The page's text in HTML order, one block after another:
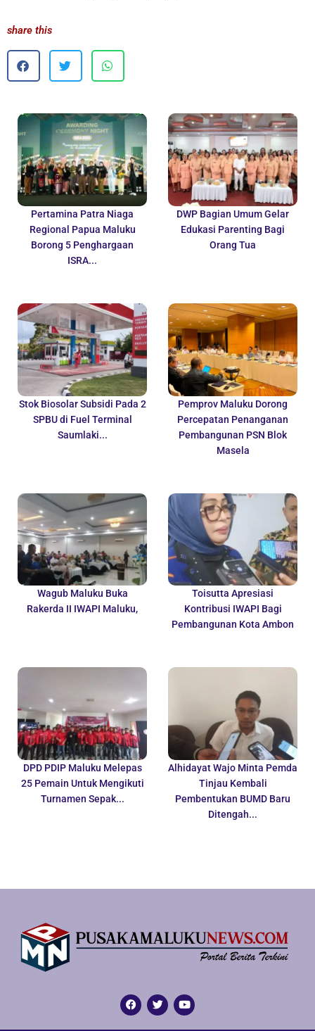
share this
Pertamina Patra Niaga
Regional Papua Maluku
Borong 5 Penghargaan
ISRA...
DWP Bagian Umum Gelar
Edukasi Parenting Bagi
Orang Tua
Stok Biosolar Subsidi Pada 2
SPBU di Fuel Terminal
Saumlaki...
Pemprov Maluku Dorong
Percepatan Penanganan
Pembangunan PSN Blok
Masela
Wagub Maluku Buka
Rakerda II IWAPI Maluku,
Toisutta Apresiasi
Kontribusi IWAPI Bagi
Pembangunan Kota Ambon
DPD PDIP Maluku Melepas
25 Pemain Untuk Mengikuti
Turnamen Sepak...
Alhidayat Wajo Minta Pemda
Tinjau Kembali
Pembentukan BUMD Baru
Ditengah...